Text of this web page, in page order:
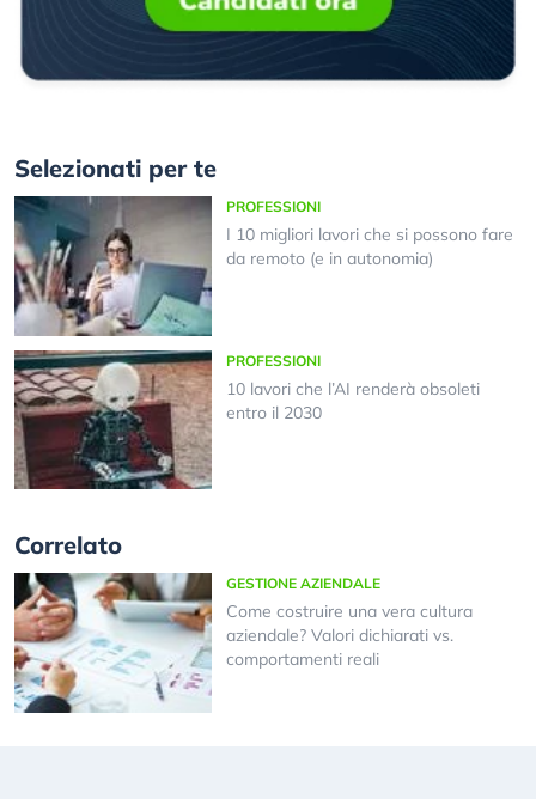
Selezionati per te
PROFESSIONI
I 10 migliori lavori che si possono fare
da remoto (e in autonomia)
PROFESSIONI
10 lavori che l’AI renderà obsoleti
entro il 2030
Correlato
GESTIONE AZIENDALE
Come costruire una vera cultura
aziendale? Valori dichiarati vs.
comportamenti reali